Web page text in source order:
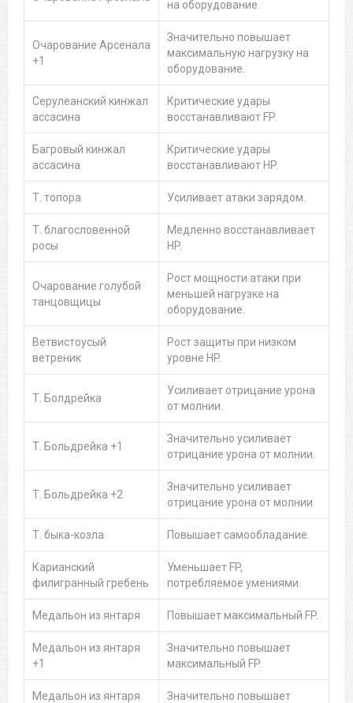
на оборудование.
Очарование Арсенала
+1
Значительно повышает
максимальную нагрузку на
оборудование.
Серулеанский кинжал
ассасина
Критические удары
восстанавливают FP.
Багровый кинжал
ассасина
Критические удары
восстанавливают НP.
Т. топора Усиливает атаки зарядом.
Т. благословенной
росы
Медленно восстанавливает
HP.
Очарование голубой
танцовщицы
Рост мощности атаки при
меньшей нагрузке на
оборудование.
Ветвистоусый
ветреник
Рост защиты при низком
уровне HP.
Т. Болдрейка
Усиливает отрицание урона
от молнии.
Т. Больдрейка +1
Значительно усиливает
отрицание урона от молнии.
Т. Больдрейка +2
Значительно усиливает
отрицание урона от молнии.
Т. быка-козла Повышает самообладание.
Карианский
филигранный гребень
Уменьшает FP,
потребляемое умениями.
Медальон из янтаря Повышает максимальный FP.
Медальон из янтаря
+1
Значительно повышает
максимальный FP.
Медальон из янтаря
Значительно повышает